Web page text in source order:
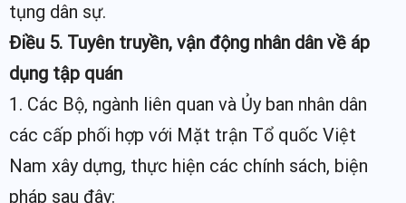
tụng dân sự.
Điều 5. Tuyên truyền, vận động nhân dân về áp
dụng tập quán
1. Các Bộ, ngành liên quan và Ủy ban nhân dân
các cấp phối hợp với Mặt trận Tổ quốc Việt
Nam xây dựng, thực hiện các chính sách, biện
pháp sau đây: